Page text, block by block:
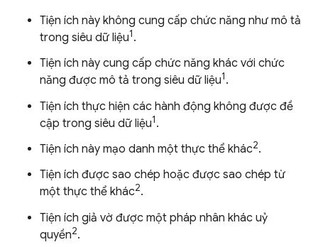
Tiện ích này không cung cấp chức năng như mô tả
trong siêu dữ liệu1.
Tiện ích này cung cấp chức năng khác với chức
năng được mô tả trong siêu dữ liệu1.
Tiện ích thực hiện các hành động không được đề
cập trong siêu dữ liệu1.
Tiện ích này mạo danh một thực thể khác2.
Tiện ích được sao chép hoặc được sao chép từ
một thực thể khác2.
Tiện ích giả vờ được một pháp nhân khác uỷ
quyền2.